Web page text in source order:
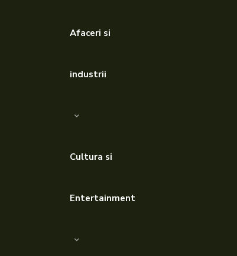
Afaceri si
industrii
Cultura si
Entertainment